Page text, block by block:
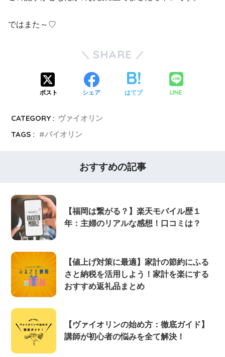
ではまた～♡
SHARE
ポスト シェア はてブ LINE
CATEGORY : ヴァイオリン
TAGS :
バイオリン
おすすめの記事
【福岡は繋がる？】楽天モバイル歴１
年：主婦のリアルな感想！口コミは？
【値上げ対策に最適】家計の節約にふる
さと納税を活用しよう！家計を楽にする
おすすめ返礼品まとめ
【ヴァイオリンの始め方：徹底ガイド】
講師が初心者の悩みを全て解決！